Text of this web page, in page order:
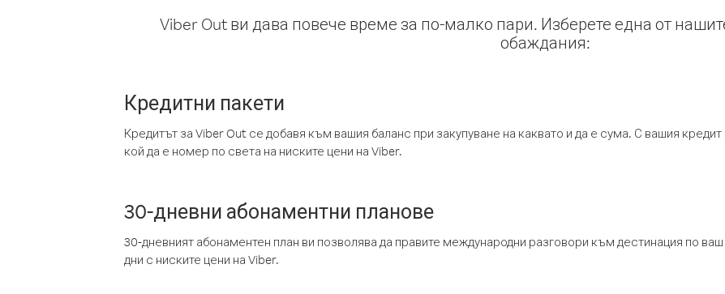
Viber Out ви дава повече време за по-малко пари. Изберете една от
обаждания:
Кредитни пакети
Кредитът за Viber Out се добавя към вашия баланс при закупуване на каквато и да е сума. С вашия
кой да е номер по света на ниските цени на Viber.
30-дневни абонаментни планове
30-дневният абонаментен план ви позволява да правите международни разговори към дестинация по
дни с ниските цени на Viber.